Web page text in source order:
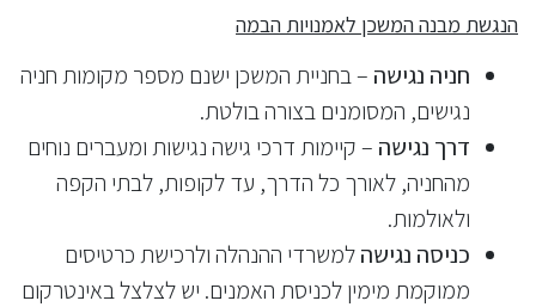
הנגשת מבנה המשכן לאמנויות הבמה
חניה נגישה – בחניית המשכן ישנם מספר מקומות חניה
נגישים, המסומנים בצורה בולטת.
דרך נגישה – קיימות דרכי גישה נגישות ומעברים נוחים
מהחניה, לאורך כל הדרך, עד לקופות, לבתי הקפה
ולאולמות.
כניסה נגישהלמשרדי ההנהלה ולרכישת כרטיסים
ממוקמת מימין לכניסת האמנים. יש לצלצל באינטרקום